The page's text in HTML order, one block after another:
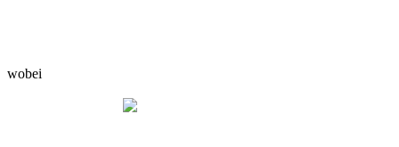
wobei